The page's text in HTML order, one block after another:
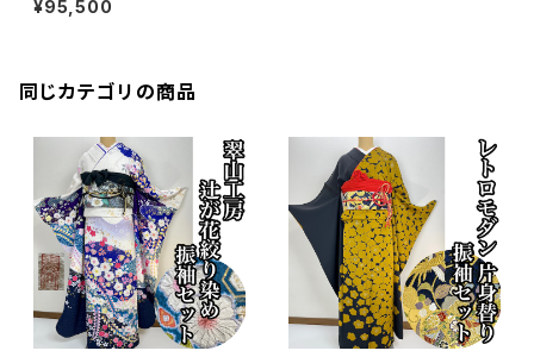
¥95,500
同じカテゴリの商品